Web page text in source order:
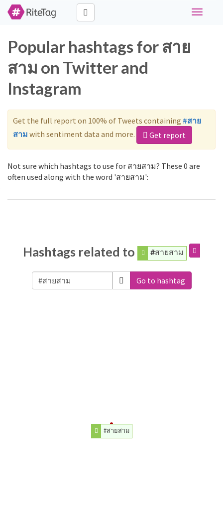
Toggle
Popular hashtags for สาย
สาม on Twitter and
Instagram
Get the full report on 100% of Tweets containing #สาย
สาม with sentiment data and more. Get report
Not sure which hashtags to use for สายสาม? These 0 are
often used along with the word 'สายสาม':
Hashtags related to #สายสาม
Go to hashtag
#สายสาม